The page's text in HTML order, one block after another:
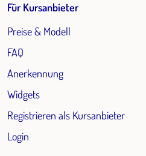
Für Kursanbieter
Preise & Modell
FAQ
Anerkennung
Widgets
Registrieren als Kursanbieter
Login